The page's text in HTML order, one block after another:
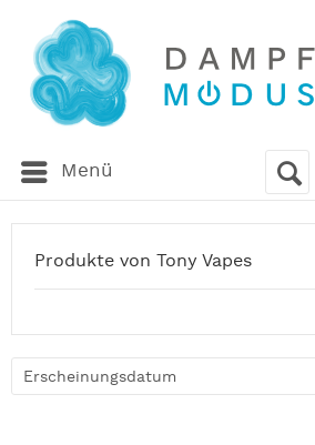
Menü
Produkte von Tony Vapes